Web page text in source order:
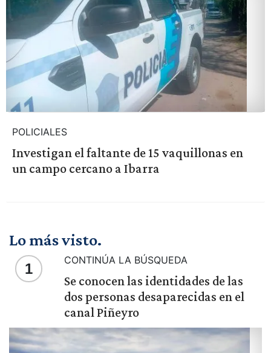
POLICIALES
Investigan el faltante de 15 vaquillonas en
un campo cercano a Ibarra
Lo más visto.
1
CONTINÚA LA BÚSQUEDA
Se conocen las identidades de las
dos personas desaparecidas en el
canal Piñeyro